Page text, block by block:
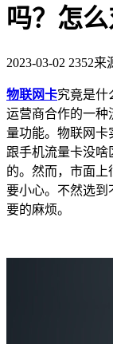
吗？怎么
2023-03-02 2352来
物联网卡究竟是什
运营商合作的一种
量功能。物联网卡
跟手机流量卡没啥
的。然而，市面上
要小心。不然选到
要的麻烦。